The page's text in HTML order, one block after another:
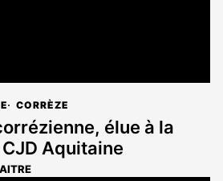
CORRÈZE
élue à la
Aquitaine